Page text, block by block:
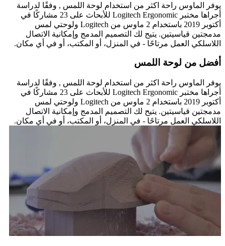
يوفر الماوس راحة اكثر من استخدام لوحة اللمس , وفقًا لدراسة
أجراها مختبر Logitech Ergonomic للأبحاث على 23 مشاركًا في
أكتوبر 2019 باستخدام 2 ماوس من Logitech ولوحتي لمس
مدمجتين قياسيتين. يتيح لك التصميم المدمج وإمكانية الاتصال
اللاسلكي العمل مرتاحًا - في المنزل، أو المكتب، أو في أي مكان.
أفضل من لوحة اللمس
يوفر الماوس راحة اكثر من استخدام لوحة اللمس , وفقًا لدراسة
أجراها مختبر Logitech Ergonomic للأبحاث على 23 مشاركًا في
أكتوبر 2019 باستخدام 2 ماوس من Logitech ولوحتي لمس
مدمجتين قياسيتين. يتيح لك التصميم المدمج وإمكانية الاتصال
اللاسلكي العمل مرتاحًا - في المنزل، أو المكتب، أو في أي مكان.